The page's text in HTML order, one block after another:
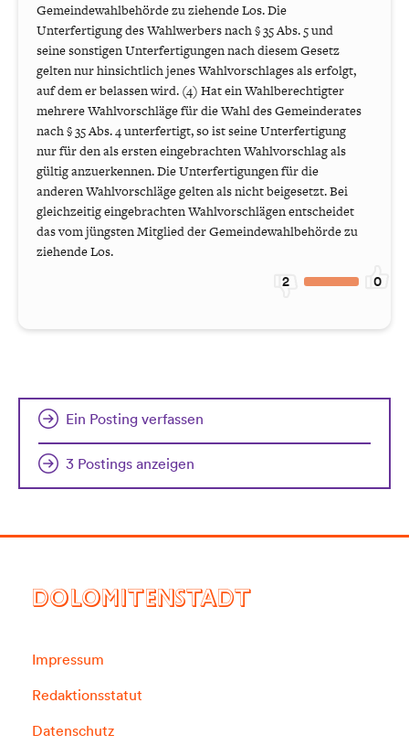
Gemeindewahlbehörde zu ziehende Los. Die
Unterfertigung des Wahlwerbers nach § 35 Abs. 5 und
seine sonstigen Unterfertigungen nach diesem Gesetz
gelten nur hinsichtlich jenes Wahlvorschlages als erfolgt,
auf dem er belassen wird. (4) Hat ein Wahlberechtigter
mehrere Wahlvorschläge für die Wahl des Gemeinderates
nach § 35 Abs. 4 unterfertigt, so ist seine Unterfertigung
nur für den als ersten eingebrachten Wahlvorschlag als
gültig anzuerkennen. Die Unterfertigungen für die
anderen Wahlvorschläge gelten als nicht beigesetzt. Bei
gleichzeitig eingebrachten Wahlvorschlägen entscheidet
das vom jüngsten Mitglied der Gemeindewahlbehörde zu
ziehende Los.
2 0
Ein Posting verfassen
3 Postings anzeigen
DOLOMITENSTADT
Impressum
Redaktionsstatut
Datenschutz